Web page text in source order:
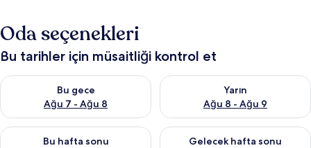
Oda seçenekleri
Bu tarihler için müsaitliği kontrol et
Bu gece
Ağu 7 - Ağu 8
Bu gece için müsaitliği kontrol et Ağu 7 - Ağu 8
Yarın
Ağu 8 - Ağu 9
Yarın için müsaitliği kontrol
Bu hafta sonu
Bu hafta sonu için müsaitliği kontrol et Ağu 7 - Ağu 9
Gelecek hafta sonu
Önümüzdeki hafta sonu için